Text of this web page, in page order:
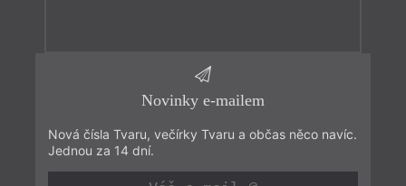
Novinky e-mailem
Nová čísla Tvaru, večírky Tvaru a občas něco navíc.
Jednou za 14 dní.